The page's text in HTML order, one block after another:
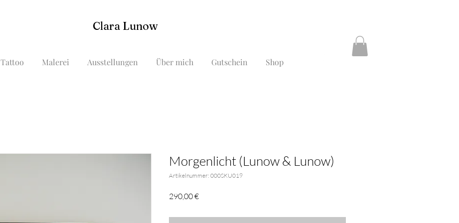
Clara Lunow
Tattoo Malerei Ausstellungen Über mich Gutschein Shop
Morgenlicht (Lunow & Lunow)
Artikelnummer: 000SKU019
290,00 €Preis